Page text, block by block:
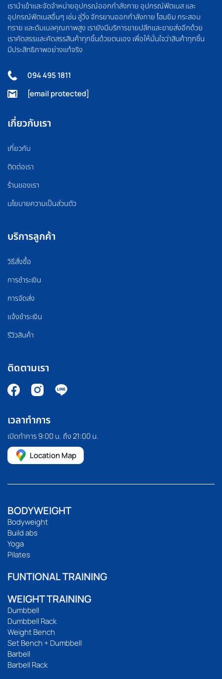
เรานำเข้าและจัดจำหน่ายอุปกรณ์ออกกำลังกาย อุปกรณ์ฟิตเนส และ
อุปกรณ์ฟิตเนสอื่นๆ เช่น ลู่วิ่ง จักรยานออกกำลังกาย โฮมยิม กระสอบ
ทราย และดัมเบลคุณภาพสูง เรายังมีบริการขายปลีกและขายส่งอีกด้วย
เราคัดสรรและคัดสรรสินค้าทุกชิ้นด้วยตนเอง เพื่อให้มั่นใจว่าสินค้าทุกชิ้น
มีประสิทธิภาพอย่างแท้จริง
094 495 1811
[email protected]
เกี่ยวกับเรา
เกี่ยวกับ
ติดต่อเรา
ร้านของเรา
นโยบายความเป็นส่วนตัว
บริการลูกค้า
วิธีสั่งซื้อ
การชำระเงิน
การจัดส่ง
แจ้งชำระเงิน
รีวิวสินค้า
ติดตามเรา
เวลาทำการ
เปิดทำการ 9:00 น. ถึง 21:00 น.
Location Map
BODYWEIGHT
Bodyweight
Build abs
Yoga
Pilates
FUNTIONAL TRAINING
WEIGHT TRAINING
Dumbbell
Dumbbell Rack
Weight Bench
Set Bench + Dumbbell
Barbell
Barbell Rack